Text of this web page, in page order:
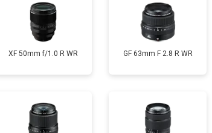
XF 50mm f/1.0 R WR GF 63mm F 2.8 R WR